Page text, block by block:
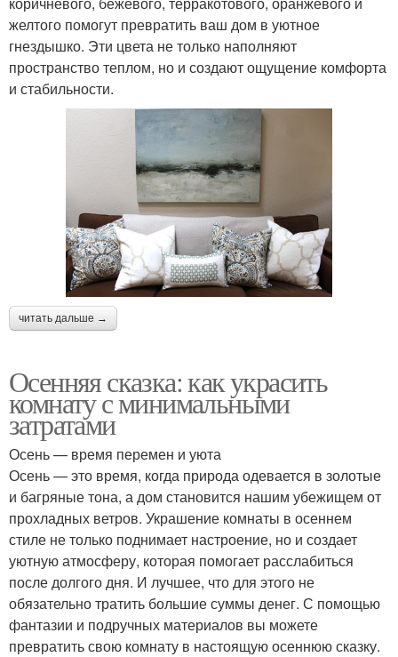
желтого помогут превратить ваш дом в уютное
гнездышко. Эти цвета не только наполняют
пространство теплом, но и создают ощущение комфорта
и стабильности.
читать дальше →
Осенняя сказка: как украсить
комнату с минимальными
затратами
Осень — время перемен и уюта
Осень — это время, когда природа одевается в золотые
и багряные тона, а дом становится нашим убежищем от
прохладных ветров. Украшение комнаты в осеннем
стиле не только поднимает настроение, но и создает
уютную атмосферу, которая помогает расслабиться
после долгого дня. И лучшее, что для этого не
обязательно тратить большие суммы денег. С помощью
фантазии и подручных материалов вы можете
превратить свою комнату в настоящую осеннюю сказку.